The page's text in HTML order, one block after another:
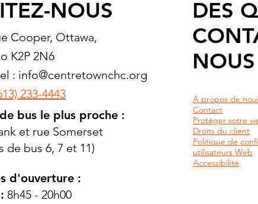
NOUS
Cooper, Ottawa,
K2P 2N6
: info@centretownchc.org
233-4443
bus le plus proche :
et rue Somerset
de bus 6, 7 et 11)
d'ouverture :
8h45 - 20h00
DES
NOUS
À propos de
Contact
Protéger votre
Droits du client
Politique de
utilisateurs Web
Accessibilité